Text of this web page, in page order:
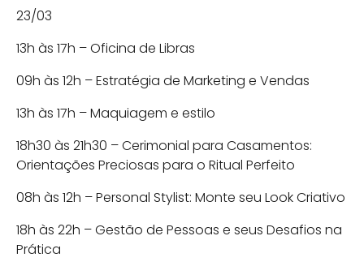
23/03
13h às 17h – Oficina de Libras
09h às 12h – Estratégia de Marketing e Vendas
13h às 17h – Maquiagem e estilo
18h30 às 21h30 – Cerimonial para Casamentos:
Orientações Preciosas para o Ritual Perfeito
08h às 12h – Personal Stylist: Monte seu Look Criativo
18h às 22h – Gestão de Pessoas e seus Desafios na
Prática